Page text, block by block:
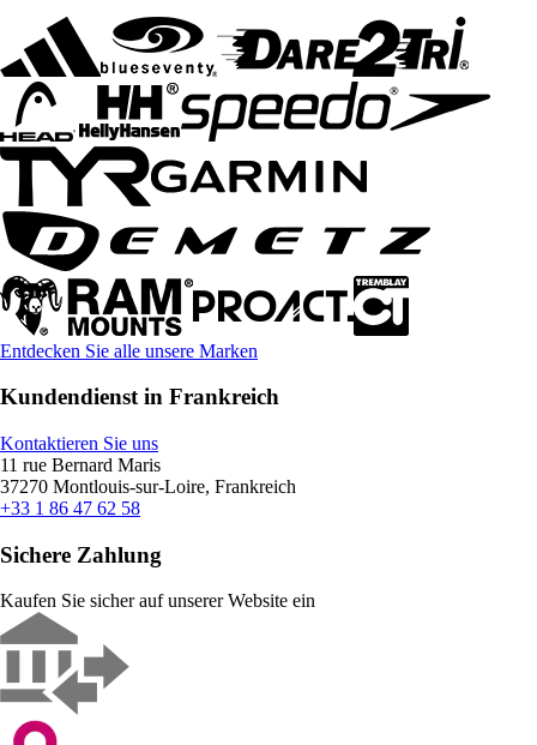
Entdecken Sie alle unsere Marken
Kundendienst in Frankreich
Kontaktieren Sie uns
11 rue Bernard Maris
37270 Montlouis-sur-Loire, Frankreich
+33 1 86 47 62 58
Sichere Zahlung
Kaufen Sie sicher auf unserer Website ein